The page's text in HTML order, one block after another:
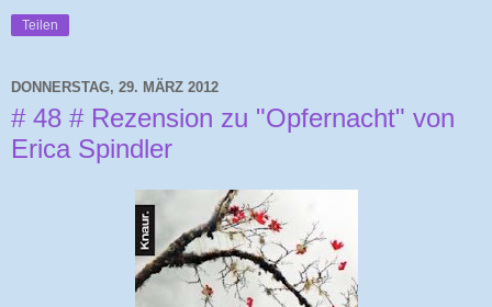
Teilen
DONNERSTAG, 29. MÄRZ 2012
# 48 # Rezension zu "Opfernacht" von
Erica Spindler